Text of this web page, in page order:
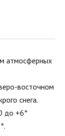
атмосферных
восточном
снега.
до +6°